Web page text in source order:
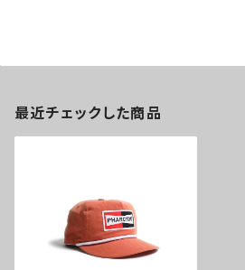
最近チェックした商品